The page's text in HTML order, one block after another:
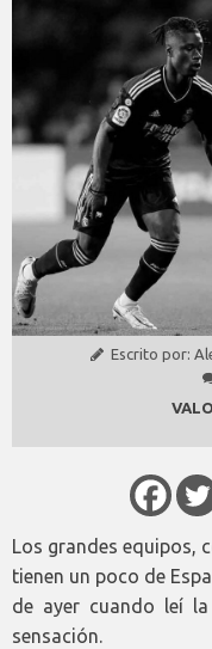
Escrito por:
Los grandes equipos,
tienen un poco de
de ayer cuando leí
sensación.